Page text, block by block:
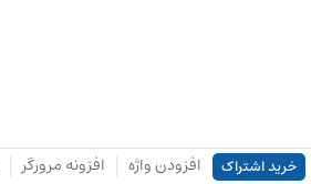
خرید اشتراک افزودن واژه افزونه مرورگر